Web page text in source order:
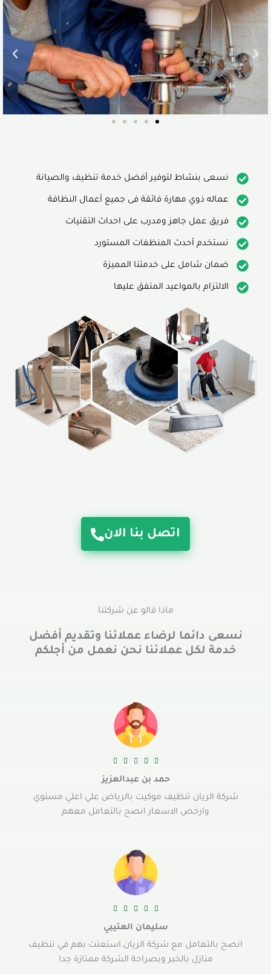
نسعى بنشاط لتوفير أفضل خدمة تنظيف والصيانة
عماله ذوي مهارة فائقة فى جميع أعمال النظافة
فريق عمل جاهز ومدرب على احداث التقنيات
نستخدم أحدث المنظفات المستورد
ضمان شامل على خدمتنا المميزة
الالتزام بالمواعيد المتفق عليها
اتصل بنا الان
ماذا قالو عن شركتنا
نسعى دائما لرضاء عملائنا وتقديم أفضل
خدمة لكل عملائنا نحن نعمل من أجلكم





حمد بن عبدالعزيز
شركة الريان تنظيف موكيت بالرياض علي اعلي مستوي
وارخص الاسعار انصح بالتعامل معهم





سليمان العتيبي
انصح بالتعامل مع شركة الريان.استعنت بهم في تنظيف
منازل بالخبر وبصراحة الشركة ممتازة جدا